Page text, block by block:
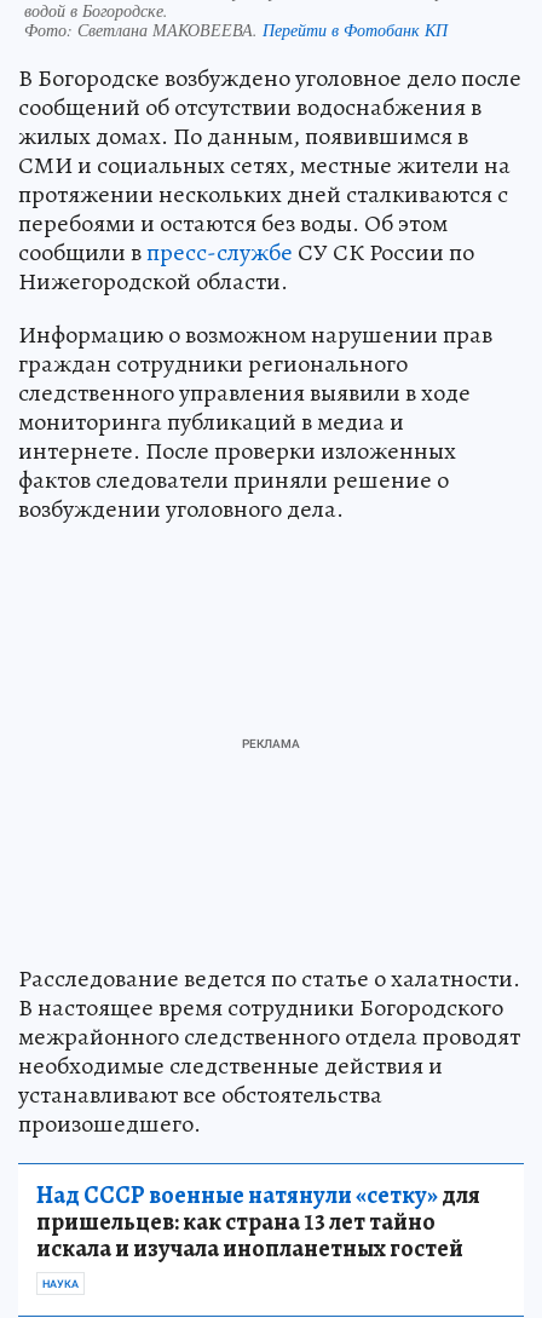
водой в Богородске.
Фото: Светлана МАКОВЕЕВА. Перейти в Фотобанк КП
В Богородске возбуждено уголовное дело после
сообщений об отсутствии водоснабжения в
жилых домах. По данным, появившимся в
СМИ и социальных сетях, местные жители на
протяжении нескольких дней сталкиваются с
перебоями и остаются без воды. Об этом
сообщили впресс-службе СУ СК России по
Нижегородской области.
Информацию о возможном нарушении прав
граждан сотрудники регионального
следственного управления выявили в ходе
мониторинга публикаций в медиа и
интернете. После проверки изложенных
фактов следователи приняли решение о
возбуждении уголовного дела.
Расследование ведется по статье о халатности.
В настоящее время сотрудники Богородского
межрайонного следственного отдела проводят
необходимые следственные действия и
устанавливают все обстоятельства
произошедшего.
Над СССР военные натянули «сетку»для
пришельцев: как страна 13 лет тайно
искала и изучала инопланетных гостей
НАУКА